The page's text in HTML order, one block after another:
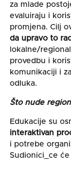
za mlade
evaluiraju i
promjena. Cilj
da upravo to
lokalne/
provedbu i
komunikaciji i
odluka.
Što nude
Edukacije su
interaktivan
i potrebe
Sudionici_ce